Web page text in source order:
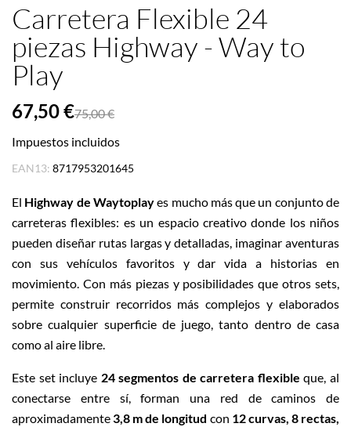
Carretera Flexible 24
piezas Highway - Way to
Play
67,50 €75,00 €
Impuestos incluidos
EAN13: 8717953201645
El Highway de Waytoplayes mucho más que un conjunto de
carreteras flexibles: es un espacio creativo donde los niños
pueden diseñar rutas largas y detalladas, imaginar aventuras
con sus vehículos favoritos y dar vida a historias en
movimiento. Con más piezas y posibilidades que otros sets,
permite construir recorridos más complejos y elaborados
sobre cualquier superficie de juego, tanto dentro de casa
como al aire libre.
Este set incluye 24 segmentos de carretera flexible que, al
conectarse entre sí, forman una red de caminos de
aproximadamente3,8 m de longitud con 12 curvas, 8 rectas,